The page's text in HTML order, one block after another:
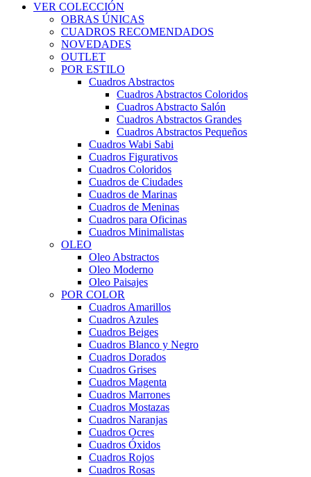
VER COLECCIÓN
OBRAS ÚNICAS
CUADROS RECOMENDADOS
NOVEDADES
OUTLET
POR ESTILO
Cuadros Abstractos
Cuadros Abstractos Coloridos
Cuadros Abstracto Salón
Cuadros Abstractos Grandes
Cuadros Abstractos Pequeños
Cuadros Wabi Sabi
Cuadros Figurativos
Cuadros Coloridos
Cuadros de Ciudades
Cuadros de Marinas
Cuadros de Meninas
Cuadros para Oficinas
Cuadros Minimalistas
OLEO
Oleo Abstractos
Oleo Moderno
Oleo Paisajes
POR COLOR
Cuadros Amarillos
Cuadros Azules
Cuadros Beiges
Cuadros Blanco y Negro
Cuadros Dorados
Cuadros Grises
Cuadros Magenta
Cuadros Marrones
Cuadros Mostazas
Cuadros Naranjas
Cuadros Ocres
Cuadros Óxidos
Cuadros Rojos
Cuadros Rosas